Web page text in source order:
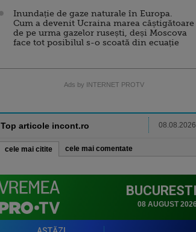
Inundație de gaze naturale în Europa.
Cum a devenit Ucraina marea câștigătoare
de pe urma gazelor rusești, deși Moscova
face tot posibilul s-o scoată din ecuație
Ads by INTERNET PROTV
Top articole incont.ro 08.08.2026
cele mai citite cele mai comentate